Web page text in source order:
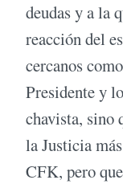
deudas y a la
reacción del
cercanos
Presidente y
chavista, sino
la Justicia
CFK, pero